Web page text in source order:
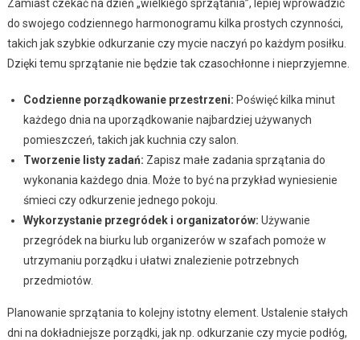
Zamiast czekać na dzień „wielkiego sprzątania”, lepiej wprowadzić
do swojego codziennego harmonogramu kilka prostych czynności,
takich jak szybkie odkurzanie czy mycie naczyń po każdym posiłku.
Dzięki temu sprzątanie nie będzie tak czasochłonne i nieprzyjemne.
Codzienne porządkowanie przestrzeni: Poświęć kilka minut
każdego dnia na uporządkowanie najbardziej używanych
pomieszczeń, takich jak kuchnia czy salon.
Tworzenie listy zadań: Zapisz małe zadania sprzątania do
wykonania każdego dnia. Może to być na przykład wyniesienie
śmieci czy odkurzenie jednego pokoju.
Wykorzystanie przegródek i organizatorów: Używanie
przegródek na biurku lub organizerów w szafach pomoże w
utrzymaniu porządku i ułatwi znalezienie potrzebnych
przedmiotów.
Planowanie sprzątania to kolejny istotny element. Ustalenie stałych
dni na dokładniejsze porządki, jak np. odkurzanie czy mycie podłóg,